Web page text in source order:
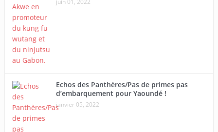
juin 01, 2022
Echos des Panthères/Pas de primes pas
d’embarquement pour Yaoundé !
janvier 05, 2022